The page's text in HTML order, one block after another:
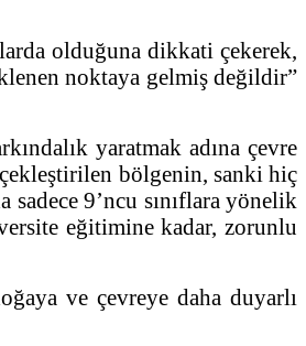
olduğuna dikkati çekerek,
noktaya gelmiş değildir”
yaratmak adına çevre
bölgenin, sanki hiç
9’ncu sınıflara yönelik
eğitimine kadar, zorunlu
ve çevreye daha duyarlı